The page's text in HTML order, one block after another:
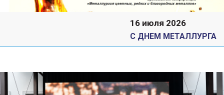
16 июля 2026
С ДНЕМ МЕТАЛЛУРГА